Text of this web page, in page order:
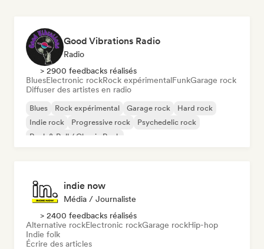
Good Vibrations Radio
Radio
> 2900 feedbacks réalisés
BluesElectronic rockRock expérimentalFunkGarage rock
Diffuser des artistes en radio
Blues Rock expérimental Garage rock
Hard rock
Indie rock
Progressive rock
Psychedelic rock
Rock & Roll / Classic Rock
indie now
Média / Journaliste
> 2400 feedbacks réalisés
Alternative rockElectronic rockGarage rockHip-hop
Indie folk
Écrire des articles